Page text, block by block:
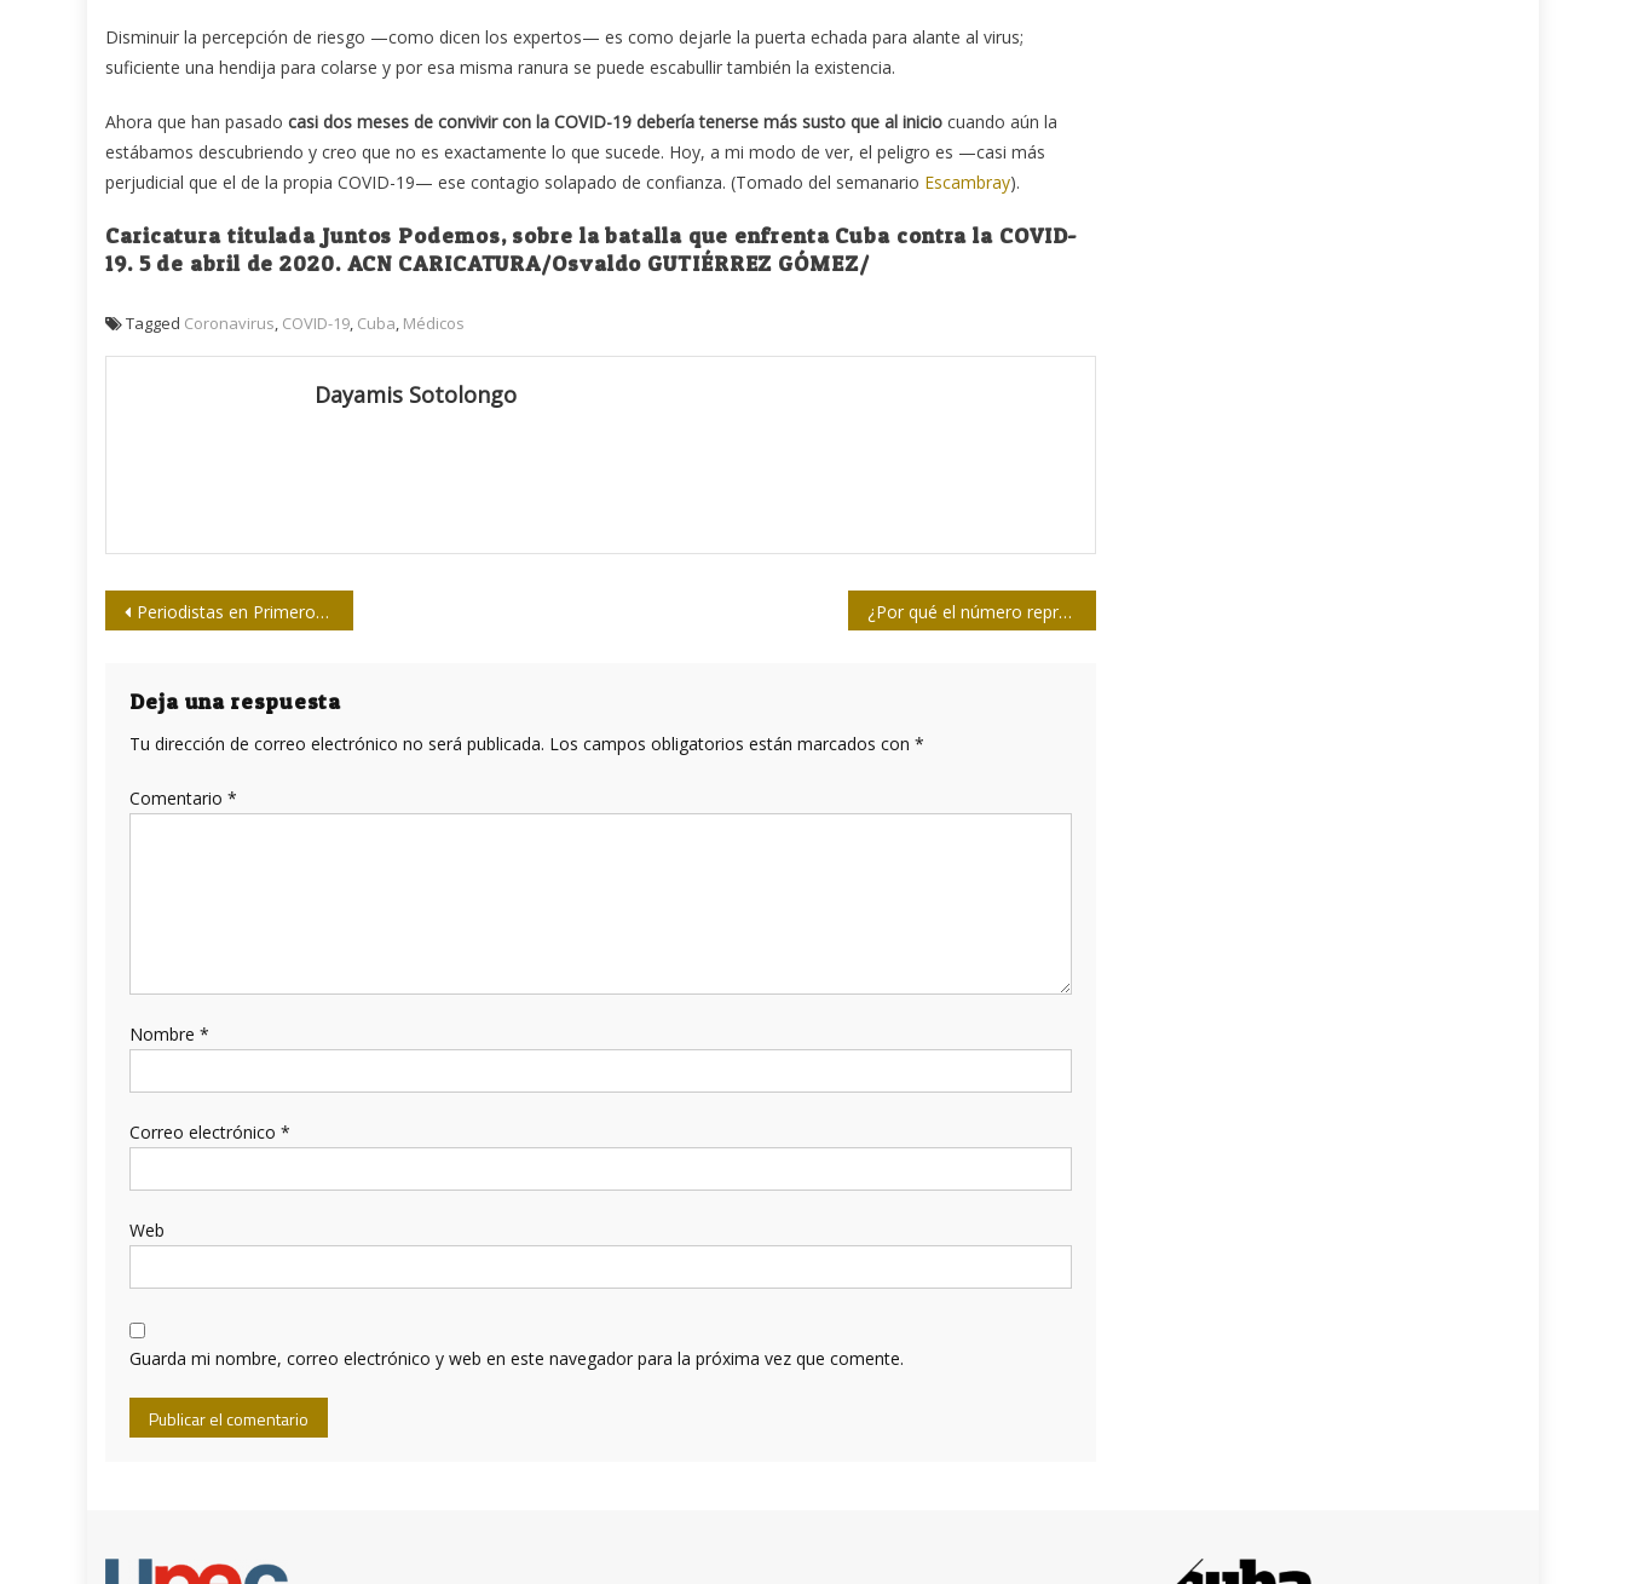
Disminuir la percepción de riesgo —como dicen los expertos— es como dejarle la puerta echada para alante al virus;
suficiente una hendija para colarse y por esa misma ranura se puede escabullir también la existencia.
Ahora que han pasado casi dos meses de convivir con la COVID-19 debería tenerse más susto que al inicio cuando aún la
estábamos descubriendo y creo que no es exactamente lo que sucede. Hoy, a mi modo de ver, el peligro es —casi más
perjudicial que el de la propia COVID-19— ese contagio solapado de confianza. (Tomado del semanario Escambray).
Caricatura titulada Juntos Podemos, sobre la batalla que enfrenta Cuba contra la COVID-
19. 5 de abril de 2020. ACN CARICATURA/Osvaldo GUTIÉRREZ GÓMEZ/
Tagged Coronavirus, COVID-19, Cuba, Médicos
Dayamis Sotolongo
Navegación
entradas
Periodistas en Primero de Mayo ¿Por qué el número reproductivo básico de la COVID-19 puede regular el confinamiento?
Deja una respuesta
Tu dirección de correo electrónico no será publicada. Los campos obligatorios están marcados con *
Comentario *
Nombre *
Correo electrónico *
Web
Guarda mi nombre, correo electrónico y web en este navegador para la próxima vez que comente.